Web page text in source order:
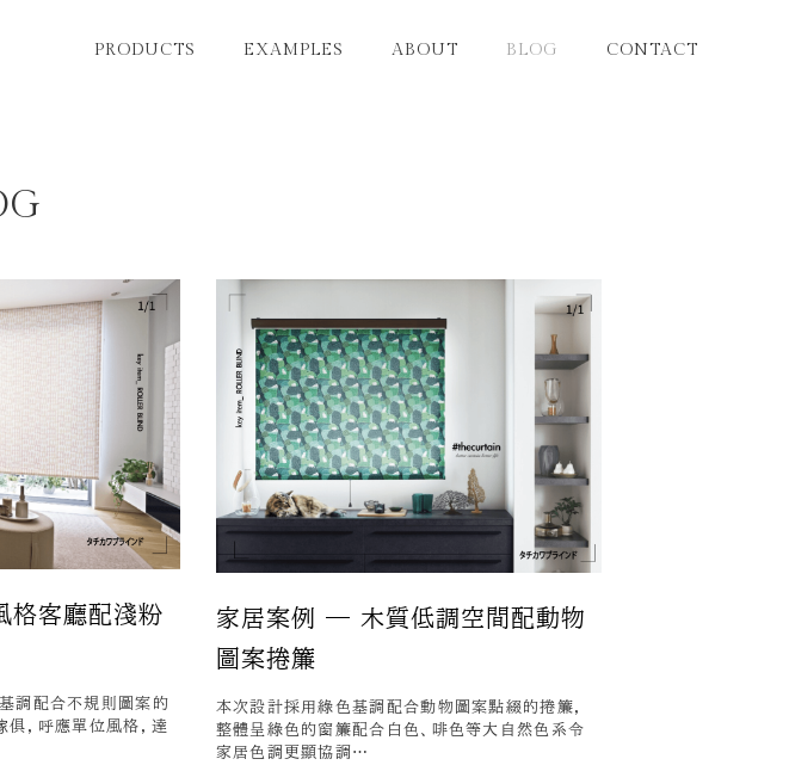
PRODUCTS EXAMPLES ABOUT BLOG CONTACT
客廳配淺粉
調配合不規則圖案的
，呼應單位風格，達
家居案例 — 木質低調空間配動物
圖案捲簾
本次設計採用綠色基調配合動物圖案點綴的捲簾，
整體呈綠色的窗簾配合白色、啡色等大自然色系令
家居色調更顯協調…